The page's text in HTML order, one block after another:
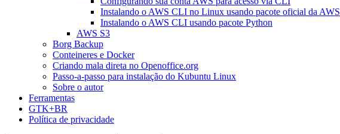
Instalando o AWS CLI no Linux usando pacote oficial da AWS
Instalando o AWS CLI usando pacote Python
AWS S3
Borg Backup
Conteineres e Docker
Criando mala direta no Openoffice.org
Passo-a-passo para instalação do Kubuntu Linux
Sobre o autor
Ferramentas
GTK+BR
Política de privacidade